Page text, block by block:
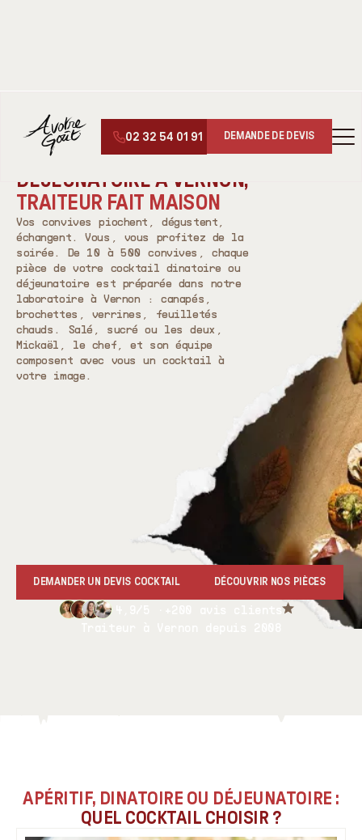
02 32 54 01 91 DEMANDE DE DEVIS
TRAITEUR COCKTAIL À VERNON (27)
COCKTAIL DINATOIRE ET
DÉJEUNATOIRE À VERNON,
TRAITEUR FAIT MAISON
Vos convives piochent, dégustent,
échangent. Vous, vous profitez de la
soirée. De 10 à 500 convives, chaque
pièce de votre cocktail dinatoire ou
déjeunatoire est préparée dans notre
laboratoire à Vernon : canapés,
brochettes, verrines, feuilletés
chauds. Salé, sucré ou les deux,
Mickaël, le chef, et son équipe
composent avec vous un cocktail à
votre image.
DEMANDER UN DEVIS COCKTAIL DÉCOUVRIR NOS PIÈCES
+200 avis clients
APÉRITIF, DINATOIRE OU DÉJEUNATOIRE :
QUEL COCKTAIL CHOISIR ?
LE SUCRÉ